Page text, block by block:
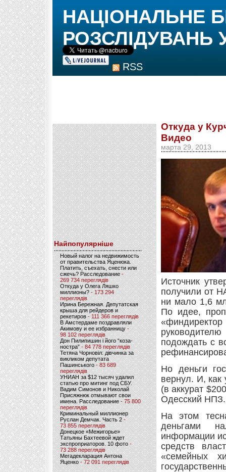
RSS
НАЦІОНАЛЬНЕ
РОЗСЛІДУВАНЬ
Найпопулярніше
Новый налог на недвижимость
от правительства Яценюка.
Платить, съехать, снести или
сжечь? Расследование-
269 734 переглядів
Откуда у Олега Ляшко
миллионы? - 173 294
переглядів
Ирина Бережная. Депутатская
крыша для рейдеров и
рекетиров - 111 366 переглядів
В Амстердаме поздравляли
Акимову и ее избранницу -
98 102 переглядів
Дон Пилипишин і його “коза-
ностра” - 84 778 переглядів
Тетяна Чорновіл: дівчинка за
викликом депутата
Пашинського- 83 689
переглядів
УНИАН за $12 тысяч удалил
статью про митинг под СБУ.
Вадим Симонов и Николай
Присяжнюк отмывают свои
имена. Расследование - 75 800
переглядів
Криминальный миллионер
Руслан Демчак. Часть 2-
73 855 переглядів
Донецкое «Межигорье»
Татьяны Бахтеевой ждет
экспроприаторов. 10 фото -
73 288 переглядів
Мегадекларация Антона
Яценко - 72 091 переглядів
Откуда у
Видео
марта 29, 2013
Источник
получили от
ни мало 1,6
По идее,
подождать с
Но деньги
вернул. И, как
(в аккурат
Одесский НПЗ.
На этом
деньгами
информации
средств
«семейных